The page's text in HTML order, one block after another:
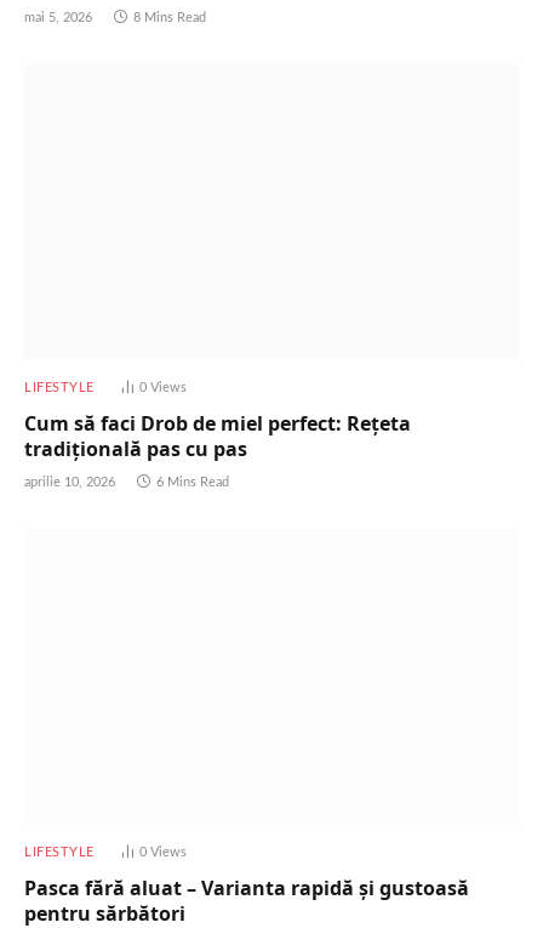
mai 5, 2026 8 Mins Read
LIFESTYLE 0 Views
Cum să faci Drob de miel perfect: Rețeta
tradițională pas cu pas
aprilie 10, 2026 6 Mins Read
LIFESTYLE 0 Views
Pasca fără aluat – Varianta rapidă și gustoasă
pentru sărbători